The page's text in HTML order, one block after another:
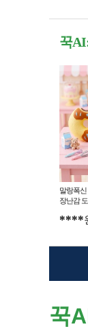
꾹
말랑폭
장난감
****
꾹